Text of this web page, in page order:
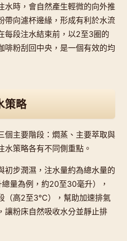
水時，會自然產生輕微的向外推
帶向濾杯邊緣，形成有利於水流
每段注水結束前，以2至3圈的
啡粉刮回中央，是一個有效的均
策略
個主要階段：燜蒸、主要萃取與
水策略各有不同側重點。
初步潤濕，注水量約為總水量的
量為例，約20至30毫升），
（高2至3°C），幫助加速排氣
讓粉床自然吸收水分並靜止排